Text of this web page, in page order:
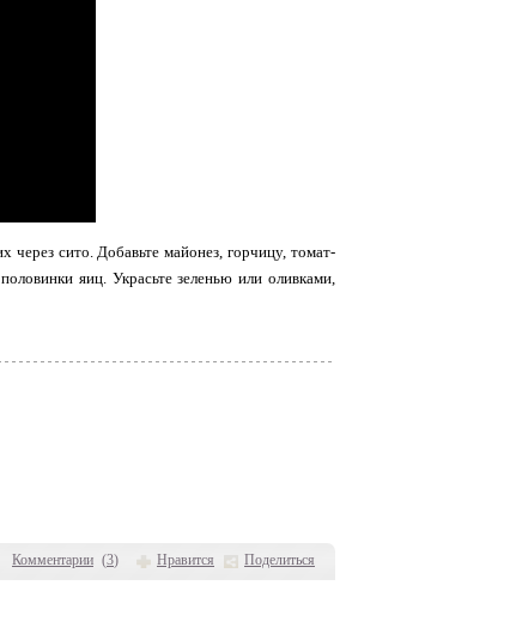
Комментарии (3) Нравится Поделиться
сито. Добавьте майонез, горчицу, томат-
яиц. Украсьте зеленью или оливками,